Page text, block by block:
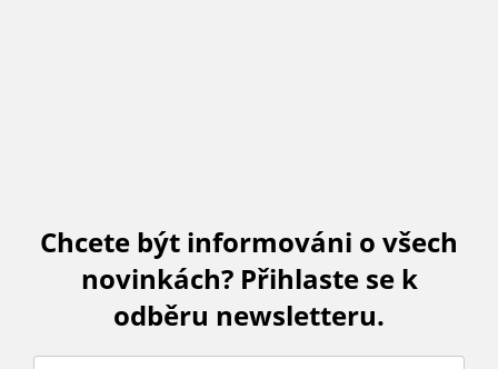
Chcete být informováni o všech
novinkách? Přihlaste se k
odběru newsletteru.